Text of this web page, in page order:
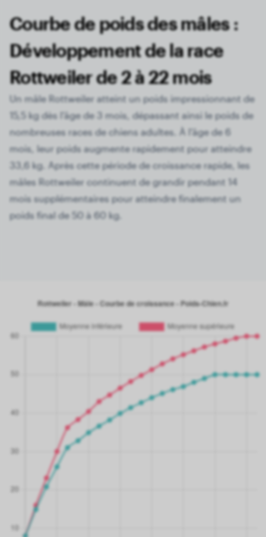
Courbe de poids des mâles :
Développement de la race
Rottweiler de 2 à 22 mois
Un mâle Rottweiler atteint un poids impressionnant de
15,5 kg dès l'âge de 3 mois, dépassant ainsi le poids de
nombreuses races de chiens adultes. À l'âge de 6
mois, leur poids augmente rapidement pour atteindre
33,6 kg. Après cette période de croissance rapide, les
mâles Rottweiler continuent de grandir pendant 14
mois supplémentaires pour atteindre finalement un
poids final de 50 à 60 kg.